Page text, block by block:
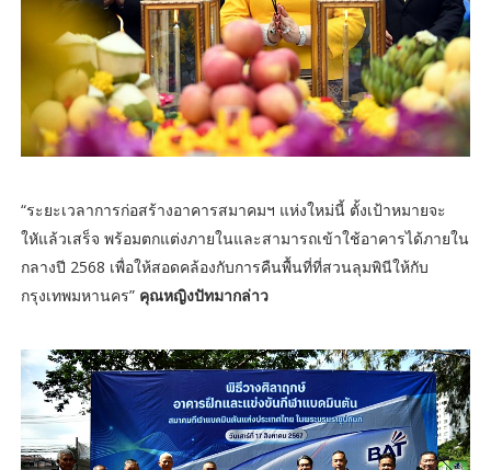
“ระยะเวลาการก่อสร้างอาคารสมาคมฯ แห่งใหม่นี้ ตั้งเป้าหมายจะ
ใหัแล้วเสร็จ พร้อมตกแต่งภายในและสามารถเข้าใช้อาคารได้ภายใน
กลางปี 2568 เพื่อให้สอดคล้องกับการคืนพื้นที่ที่สวนลุมพินีให้กับ
กรุงเทพมหานคร” คุณหญิงปัทมากล่าว